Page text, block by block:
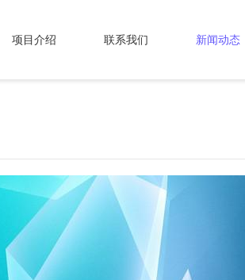
项目介绍 联系我们 新闻动态